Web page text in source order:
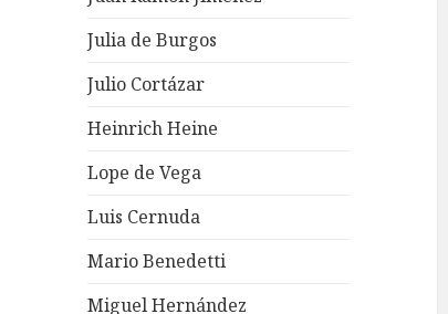
Julia de Burgos
Julio Cortázar
Heinrich Heine
Lope de Vega
Luis Cernuda
Mario Benedetti
Miguel Hernández